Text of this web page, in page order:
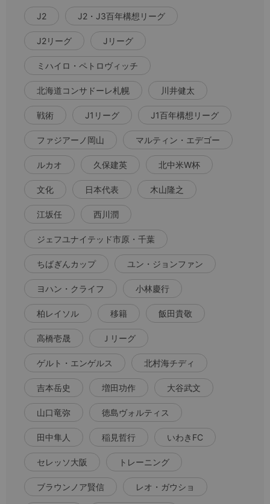
J2 J2・J3百年構想リーグ
J2リーグ Jリーグ
ミハイロ・ペトロヴィッチ
北海道コンサドーレ札幌 川井健太
戦術 J1リーグ J1百年構想リーグ
ファジアーノ岡山 マルティン・エデゴー
ルカオ 久保建英 北中米W杯
文化 日本代表 木山隆之
江坂任 西川潤
ジェフユナイテッド市原・千葉
ちばぎんカップ ユン・ジョンファン
ヨハン・クライフ 小林慶行
柏レイソル 移籍 飯田貴敬
高橋壱晟 Ｊリーグ
ゲルト・エンゲルス 北村海チディ
吉本岳史 増田功作 大谷武文
山口竜弥 徳島ヴォルティス
田中隼人 稲見哲行 いわきFC
セレッソ大阪 トレーニング
ブラウンノア賢信 レオ・ガウショ